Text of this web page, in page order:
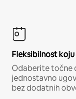
Fleksibilnost
Odaberite točne
jednostavno
bez dodatnih